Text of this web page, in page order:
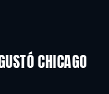
CHICAGO